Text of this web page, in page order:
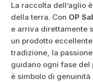
La raccolta dell’aglio
della terra. Con OP
e arriva direttamente
un prodotto
tradizione, la
guidano ogni fase
è simbolo di